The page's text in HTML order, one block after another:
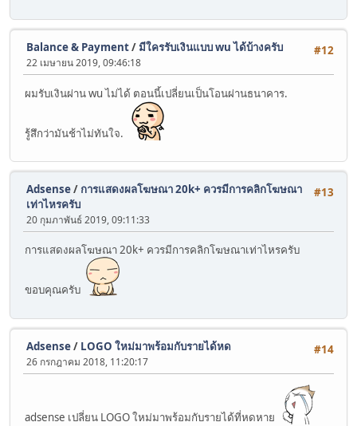
#12
Balance & Payment/ มีใครรับเงินแบบ wu ได้บ้างครับ
22 เมษายน 2019, 09:46:18
ผมรับเงินผ่าน wu ไม่ได้ ตอนนี้เปลี่ยนเป็นโอนผ่านธนาคาร.
รู้สึกว่ามันช้าไม่ทันใจ.
#13
Adsense/ การแสดงผลโฆษณา 20k+ ควรมีการคลิกโฆษณา
เท่าไหรครับ
20 กุมภาพันธ์ 2019, 09:11:33
การแสดงผลโฆษณา 20k+ ควรมีการคลิกโฆษณาเท่าไหรครับ
ขอบคุณครับ
#14
Adsense/ LOGO ใหม่มาพร้อมกับรายได้หด
26 กรกฎาคม 2018, 11:20:17
adsense เปลี่ยน LOGO ใหม่มาพร้อมกับรายได้ที่หดหาย